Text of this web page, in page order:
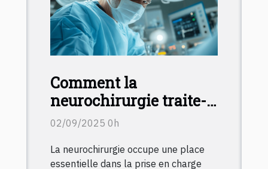
Comment la
neurochirurgie traite-t-
elle les pathologies
cérébrales ?
02/09/2025 0h
La neurochirurgie occupe une place
essentielle dans la prise en charge